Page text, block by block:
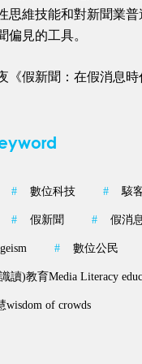
思維技能和對新聞業
偏見的工具。
《假新聞：在假消息
# 數位科技 # 駭
# 假新聞 # 假消
# 數位公民
讀)教育Media Literacy
wisdom of crowds